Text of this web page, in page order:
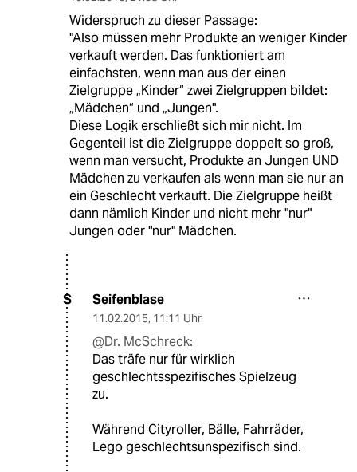
Widerspruch zu dieser Passage:
"Also müssen mehr Produkte an weniger Kinder
verkauft werden. Das funktioniert am
einfachsten, wenn man aus der einen
Zielgruppe „Kinder“ zwei Zielgruppen bildet:
„Mädchen“ und „Jungen".
Diese Logik erschließt sich mir nicht. Im
Gegenteil ist die Zielgruppe doppelt so groß,
wenn man versucht, Produkte an Jungen UND
Mädchen zu verkaufen als wenn man sie nur an
ein Geschlecht verkauft. Die Zielgruppe heißt
dann nämlich Kinder und nicht mehr "nur"
Jungen oder "nur" Mädchen.
S Seifenblase
11.02.2015, 11:11 Uhr
@Dr. McSchreck:
Das träfe nur für wirklich
geschlechtsspezifisches Spielzeug
zu.
Während Cityroller, Bälle, Fahrräder,
Lego geschlechtsunspezifisch sind.